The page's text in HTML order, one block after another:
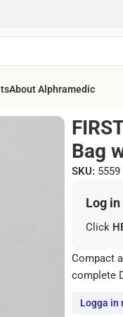
About Alphramedic
Bag
SKU: 5559
Log
Click
Compact
complete
Logga in